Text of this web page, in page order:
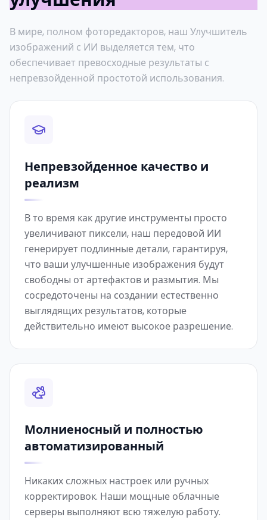
В мире, полном фоторедакторов, наш Улучшитель
изображений с ИИ выделяется тем, что
обеспечивает превосходные результаты с
непревзойденной простотой использования.
Непревзойденное качество и
реализм
В то время как другие инструменты просто
увеличивают пиксели, наш передовой ИИ
генерирует подлинные детали, гарантируя,
что ваши улучшенные изображения будут
свободны от артефактов и размытия. Мы
сосредоточены на создании естественно
выглядящих результатов, которые
действительно имеют высокое разрешение.
Молниеносный и полностью
автоматизированный
Никаких сложных настроек или ручных
корректировок. Наши мощные облачные
серверы выполняют всю тяжелую работу.